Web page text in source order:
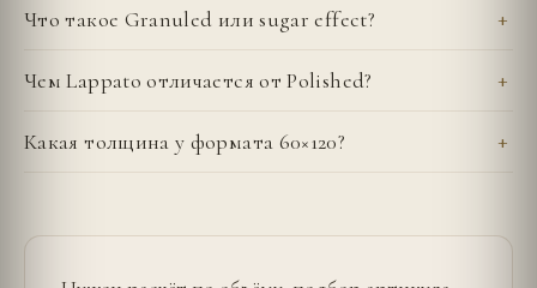
Что такое Granuled или sugar effect?
Чем Lappato отличается от Polished?
Какая толщина у формата 60×120?